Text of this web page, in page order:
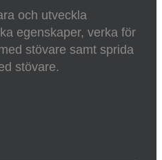
och utveckla
egenskaper, verka för
stövare samt sprida
stövare.